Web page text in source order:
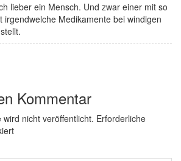
lieber ein Mensch. Und zwar einer mit so
irgendwelche Medikamente bei windigen
Kommentar
nicht veröffentlicht. Erforderliche